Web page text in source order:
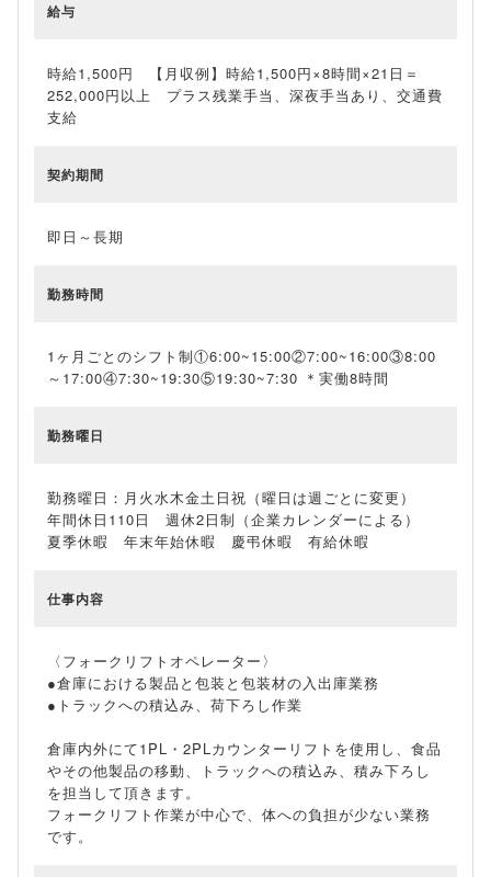
給与
時給1,500円 【月収例】時給1,500円×8時間×21日＝
252,000円以上 プラス残業手当、深夜手当あり、交通費
支給
契約期間
即日～長期
勤務時間
1ヶ月ごとのシフト制①6:00~15:00②7:00~16:00③8:00
～17:00④7:30~19:30⑤19:30~7:30 ＊実働8時間
勤務曜日
勤務曜日：月火水木金土日祝（曜日は週ごとに変更）
年間休日110日 週休2日制（企業カレンダーによる）
夏季休暇 年末年始休暇 慶弔休暇 有給休暇
仕事内容
〈フォークリフトオペレーター〉
●倉庫における製品と包装と包装材の入出庫業務
●トラックへの積込み、荷下ろし作業
倉庫内外にて1PL・2PLカウンターリフトを使用し、食品
やその他製品の移動、トラックへの積込み、積み下ろし
を担当して頂きます。
フォークリフト作業が中心で、体への負担が少ない業務
です。